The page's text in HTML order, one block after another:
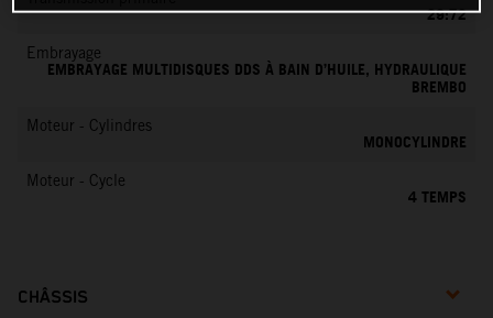
29:72
Embrayage
EMBRAYAGE MULTIDISQUES DDS À BAIN D’HUILE, HYDRAULIQUE
BREMBO
Moteur - Cylindres
MONOCYLINDRE
Moteur - Cycle
4 TEMPS
CHÂSSIS